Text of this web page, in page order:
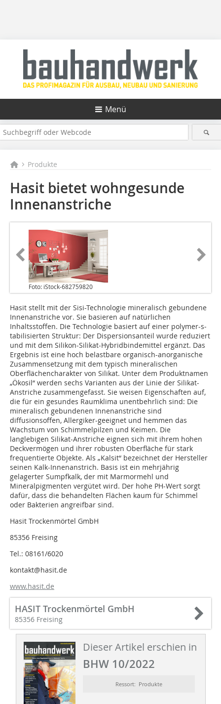
Menü
Produkte
Hasit bietet wohngesunde
Innenanstriche
Foto: iStock-682759820
Hasit stellt mit der Sisi-Technologie mineralisch gebundene
Innenanstriche vor. Sie basieren auf natürlichen
Inhaltsstoffen. Die Technologie basiert auf einer polymer-s­
tabilisierten Struktur: Der Dispersionsanteil wurde reduziert
und mit dem Silikon-Silikat-Hybridbindemittel ergänzt. Das
Ergebnis ist eine hoch belastbare organisch-anorganische
Zusammensetzung mit dem typisch mineralischen
Oberflächencharakter von Silikat. Unter dem Produktnamen
„Ökosil“ werden sechs Varianten aus der Linie der Silikat-
Anstriche zusammengefasst. Sie weisen Eigenschaften auf,
die für ein gesundes Raumklima unentbehrlich sind: Die
mineralisch gebundenen Innenanstriche sind
diffusionsoffen, Allergiker-geeignet und hemmen das
Wachstum von Schimmelpilzen und Keimen. Die
langlebigen Silikat-Anstriche eignen sich mit ihrem hohen
Deckvermögen und ihrer robusten Oberfläche für stark
frequentierte Objekte. Als „Kalsit“ bezeichnet der Hersteller
seinen Kalk-Innenanstrich. Basis ist ein mehrjährig
gelagerter Sumpfkalk, der mit Marmormehl und
Mineralpigmenten vergütet wird. Der hohe PH-Wert sorgt
dafür, dass die behandelten Flächen kaum für Schimmel
oder Bakterien angreifbar sind.
Hasit Trockenmörtel GmbH
85356 Freising
Tel.: 08161/6020
kontakt@hasit.de
www.hasit.de
HASIT Trockenmörtel GmbH
85356 Freising
Dieser Artikel erschien in
BHW 10/2022
Ressort: Produkte